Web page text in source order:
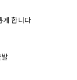
게 합니다